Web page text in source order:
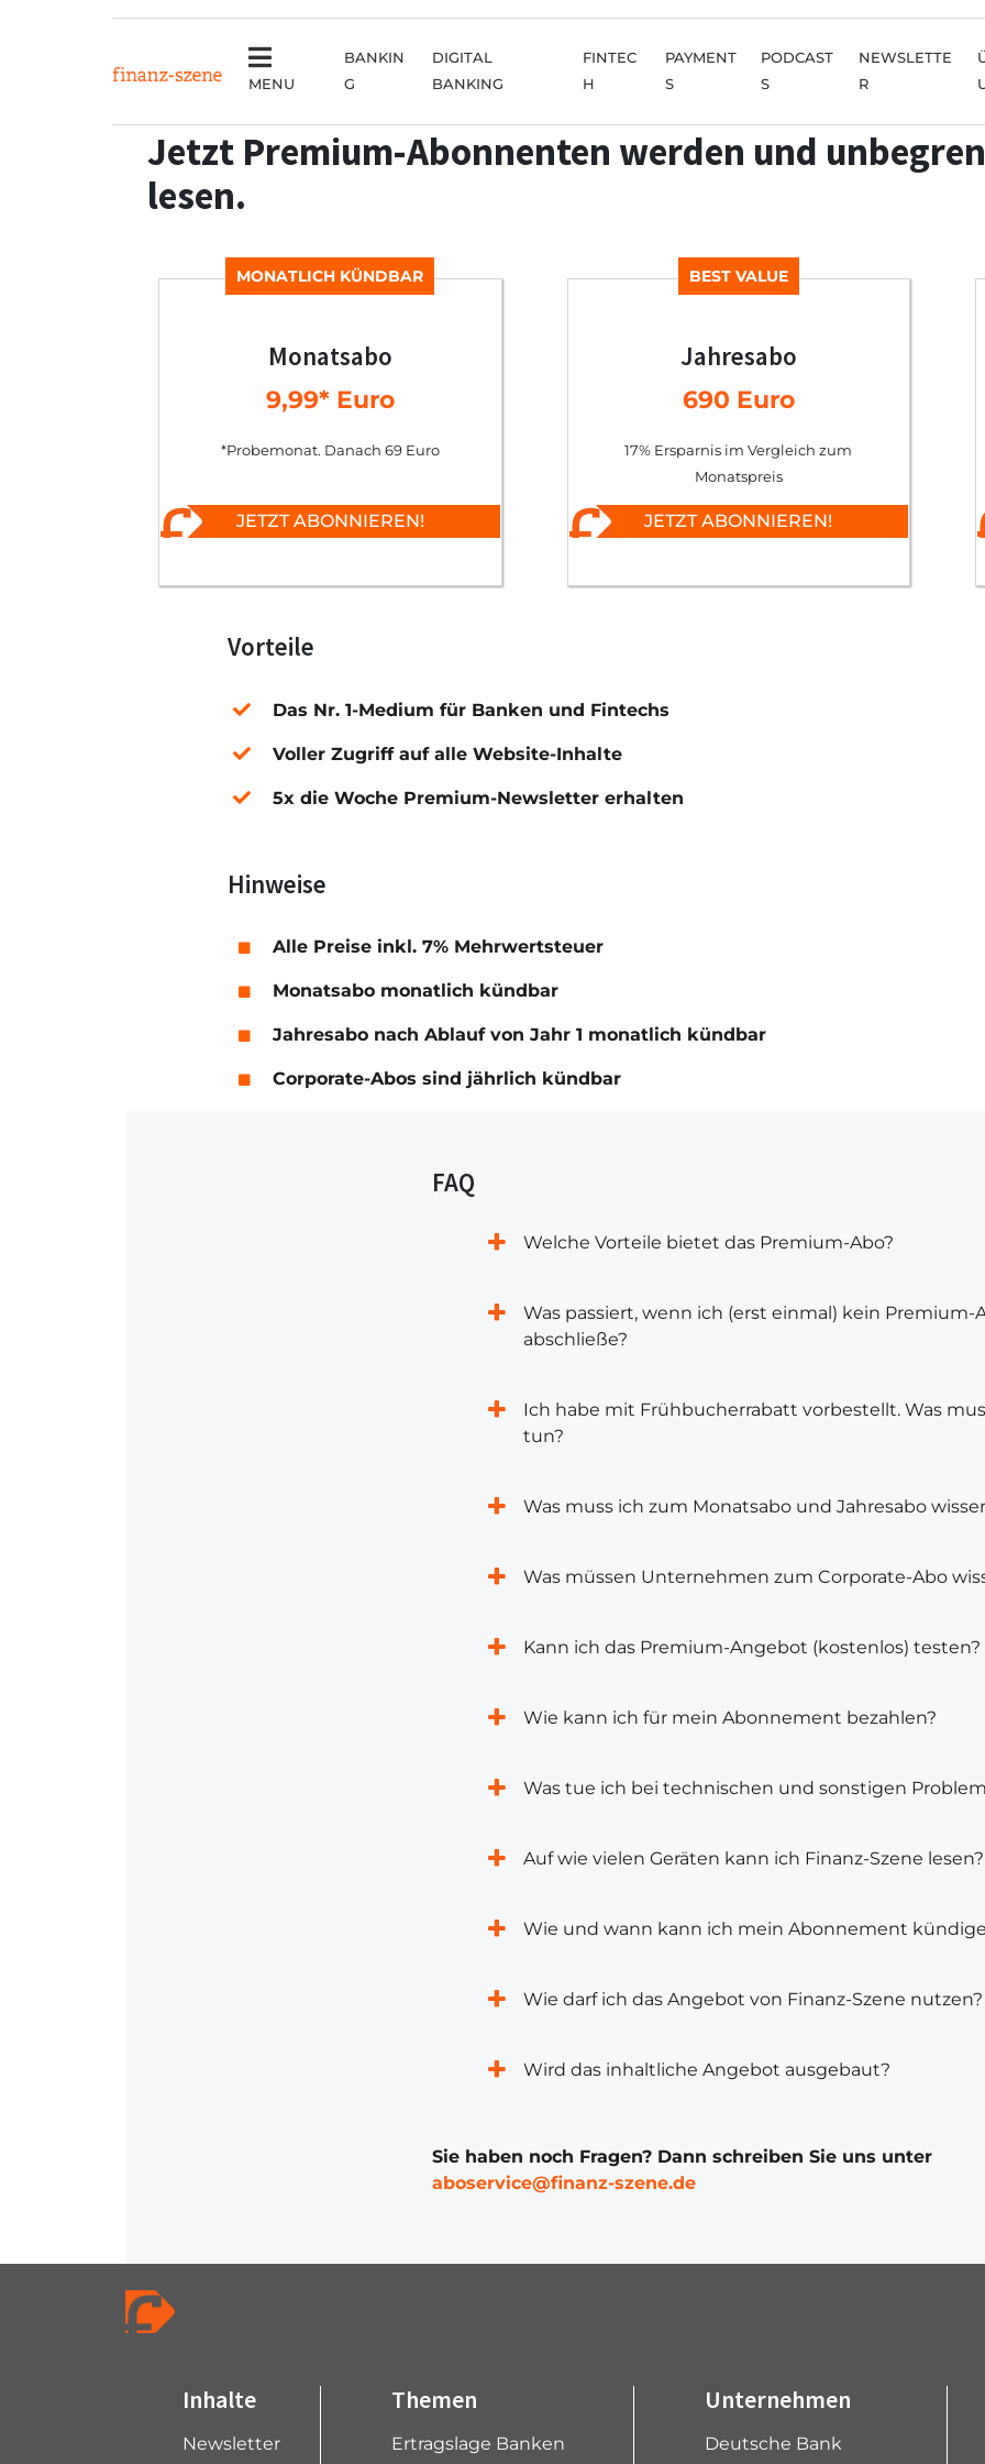
MENU
BANKIN
G
DIGITAL
BANKING
FINTEC
H
PAYMENT
S
PODCAST
S
NEWSLETTE
R
Jetzt Premium-Abonnenten werden und
lesen.
MONATLICH KÜNDBAR
Monatsabo
9,99* Euro
*Probemonat. Danach 69 Euro
JETZT ABONNIEREN!
BEST VALUE
Jahresabo
690 Euro
17% Ersparnis im Vergleich zum
Monatspreis
JETZT ABONNIEREN!
Vorteile
Das Nr. 1-Medium für Banken und Fintechs
Voller Zugriff auf alle Website-Inhalte
5x die Woche Premium-Newsletter erhalten
Hinweise
Alle Preise inkl. 7% Mehrwertsteuer
Monatsabo monatlich kündbar
Jahresabo nach Ablauf von Jahr 1 monatlich kündbar
Corporate-Abos sind jährlich kündbar
FAQ
Welche Vorteile bietet das Premium-Abo?
Was passiert, wenn ich (erst einmal) kein Premium-
abschließe?
Ich habe mit Frühbucherrabatt vorbestellt. Was
tun?
Was muss ich zum Monatsabo und Jahresabo
Was müssen Unternehmen zum Corporate-Abo
Kann ich das Premium-Angebot (kostenlos) testen?
Wie kann ich für mein Abonnement bezahlen?
Was tue ich bei technischen und sonstigen
Auf wie vielen Geräten kann ich Finanz-Szene lesen?
Wie und wann kann ich mein Abonnement
Wie darf ich das Angebot von Finanz-Szene nutzen?
Wird das inhaltliche Angebot ausgebaut?
Sie haben noch Fragen? Dann schreiben Sie uns unter
aboservice@finanz-szene.de
Inhalte
Newsletter
Themen
Ertragslage Banken
Unternehmen
Deutsche Bank